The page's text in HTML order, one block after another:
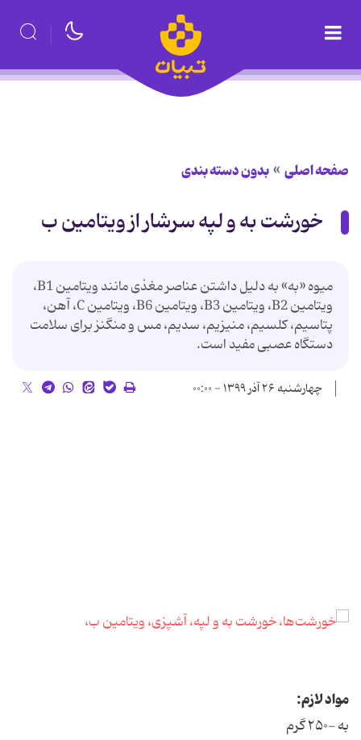
صفحه اصلی بدون دسته بندی
خورشت به و لپه سرشار از ویتامین ب
میوه «به» به دلیل داشتن عناصر مغذی مانند ویتامین B1،
ویتامین B2، ویتامین B3، ویتامین B6، ویتامین C، آهن،
پتاسیم، کلسیم، منیزیم، سدیم، مس و منگنز برای سلامت
دستگاه عصبی مفید است.
چهارشنبه ۲۶ آذر ۱۳۹۹ - ۰۰:۰۰
مواد لازم:
به -۲۵۰ گرم